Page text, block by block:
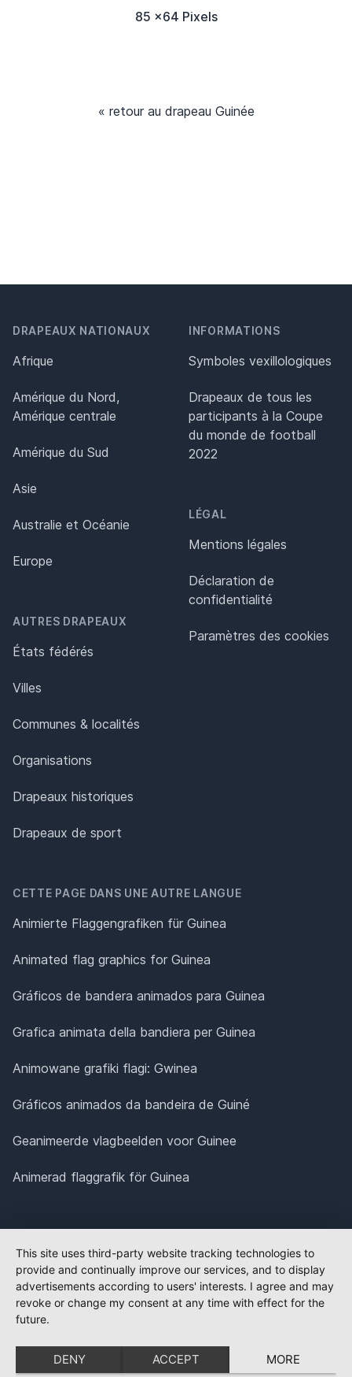
85 x64 Pixels
« retour au drapeau Guinée
DRAPEAUX NATIONAUX
Afrique
Amérique du Nord,
Amérique centrale
Amérique du Sud
Asie
Australie et Océanie
Europe
AUTRES DRAPEAUX
États fédérés
Villes
Communes & localités
Organisations
Drapeaux historiques
Drapeaux de sport
INFORMATIONS
Symboles vexillologiques
Drapeaux de tous les
participants à la Coupe
du monde de football
2022
LÉGAL
Mentions légales
Déclaration de
confidentialité
Paramètres des cookies
CETTE PAGE DANS UNE AUTRE LANGUE
Animierte Flaggengrafiken für Guinea
Animated flag graphics for Guinea
Gráficos de bandera animados para Guinea
Grafica animata della bandiera per Guinea
Animowane grafiki flagi: Gwinea
Gráficos animados da bandeira de Guiné
Geanimeerde vlagbeelden voor Guinee
Animerad flaggrafik för Guinea
This site uses third-party website tracking technologies to
provide and continually improve our services, and to display
advertisements according to users' interests. I agree and may
revoke or change my consent at any time with effect for the
future.
DENY ACCEPT MORE